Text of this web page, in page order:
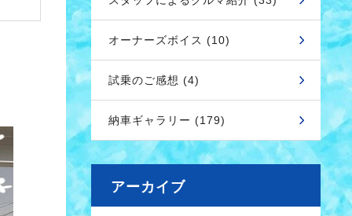
オーナーズボイス (10)
試乗のご感想 (4)
納車ギャラリー (179)
アーカイブ